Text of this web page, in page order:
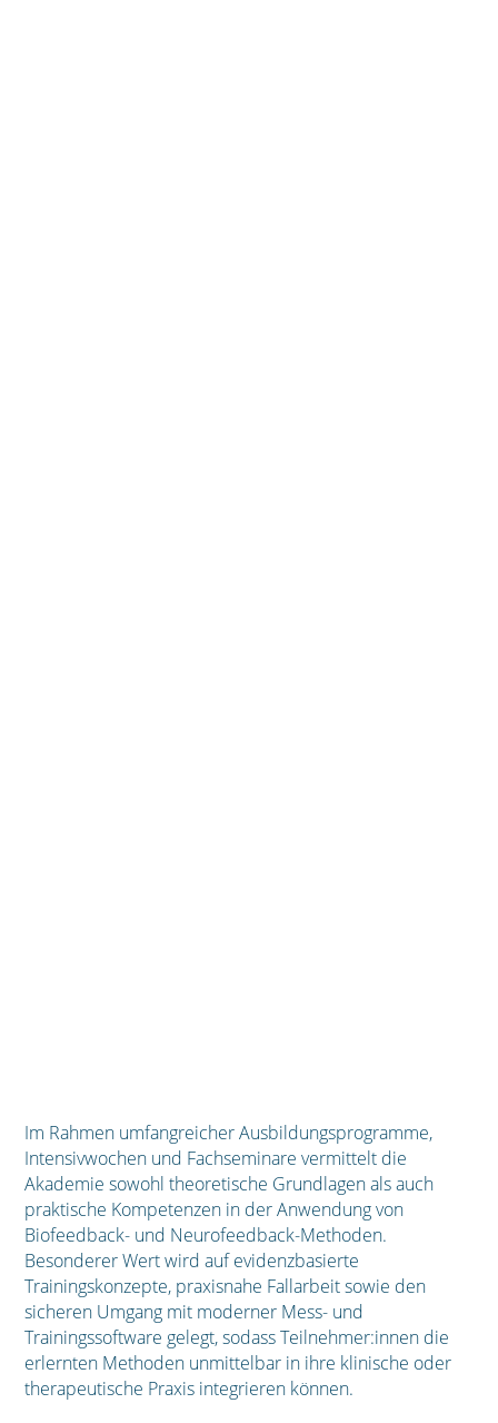
Im Rahmen umfangreicher Ausbildungsprogramme,
Intensivwochen und Fachseminare vermittelt die
Akademie sowohl theoretische Grundlagen als auch
praktische Kompetenzen in der Anwendung von
Biofeedback- und Neurofeedback-Methoden.
Besonderer Wert wird auf evidenzbasierte
Trainingskonzepte, praxisnahe Fallarbeit sowie den
sicheren Umgang mit moderner Mess- und
Trainingssoftware gelegt, sodass Teilnehmer:innen die
erlernten Methoden unmittelbar in ihre klinische oder
therapeutische Praxis integrieren können.